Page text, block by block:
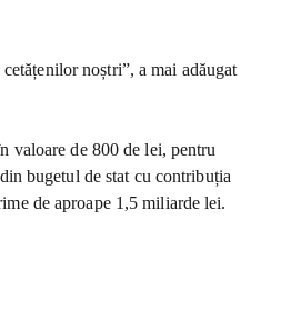
noștri”, a mai adăugat
valoare de 800 de lei, pentru
bugetul de stat cu contribuția
de aproape 1,5 miliarde lei.